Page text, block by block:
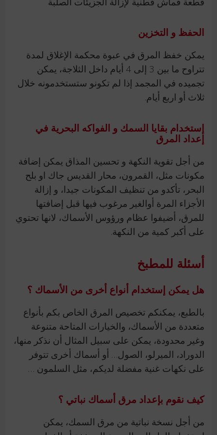
الحفظ و التخزين
يمكن خفظ المرق في عبوة محكمة الإغلاق لمدة
تتراوح ما بين 3 إلى 4 أيام داخل الثلاجة، يمكن
تجميده في المجمد إذا لم تكونو ستستخدمونه خلال
ثلاث أو اربع أيام.
إستخدام بقايا السمك و الفواكه البحرية في
إعداد المرق
من أجل تقوية النكهة و تحسين المذاق يمكن إضافة
مكونات مثل، القمرون، محار القديس جاك او بلح
البحر، تأكدو من تنظيف المكونات جيدا، و إزالة
الأجزاء المرة أوالغير مرغوب فيها قبل إضافتها
للمرق، أضيفوا عظام ورؤوس الأسماك، لانها تحتوي
على أكبر كمية من النكهة.
أسئلة للمطبخ
هل يمكن إستخدام أنواع أخرى من الأسماك ؟
بالطبع، يمكنكم تخصيص المرق الخاص بكم بأنواع
متعددة من الأسماك، والخيارات المتاحة متنوعة
وغير محدودة، يمكن على سبيل المثال أن نذكر منها،
الدوراد، الميرلو، الصول… أو أسماك أخرى تتوفر
على نكهات غنية مفضلة لديكم، مثل السلمون …
كيف نقوم بإعداد مرق أسماك نباتي ؟
من أجل نسخة نباتية من مرق السمك، يمكن